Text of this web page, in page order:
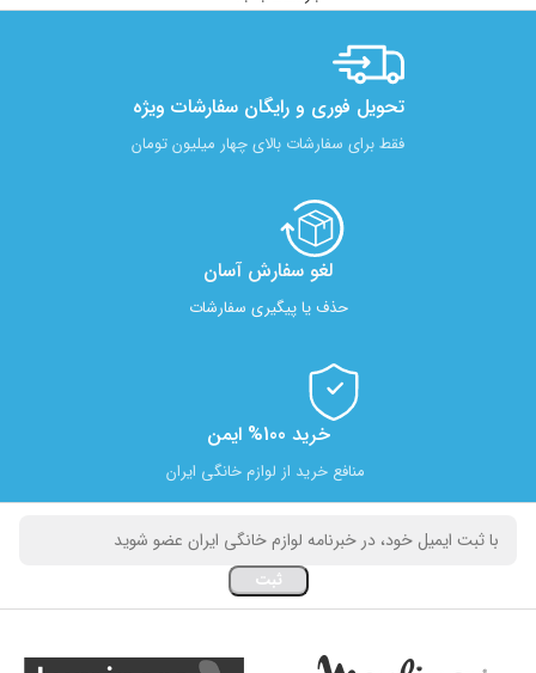
تحویل فوری و رایگان سفارشات ویژه
فقط برای سفارشات بالای چهار میلیون تومان
لغو سفارش آسان​
حذف یا پیگیری سفارشات
خرید 100% ایمن
منافع خرید از لوازم خانگی ایران